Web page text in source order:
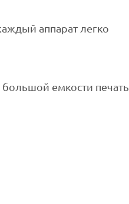
аппарат легко
емкости печать